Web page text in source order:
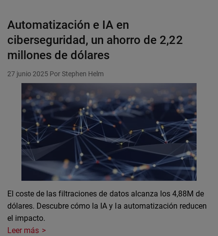
Automatización e IA en
ciberseguridad, un ahorro de 2,22
millones de dólares
27 junio 2025 Por Stephen Helm
El coste de las filtraciones de datos alcanza los 4,88M de
dólares. Descubre cómo la IA y la automatización reducen
el impacto.
Leer más